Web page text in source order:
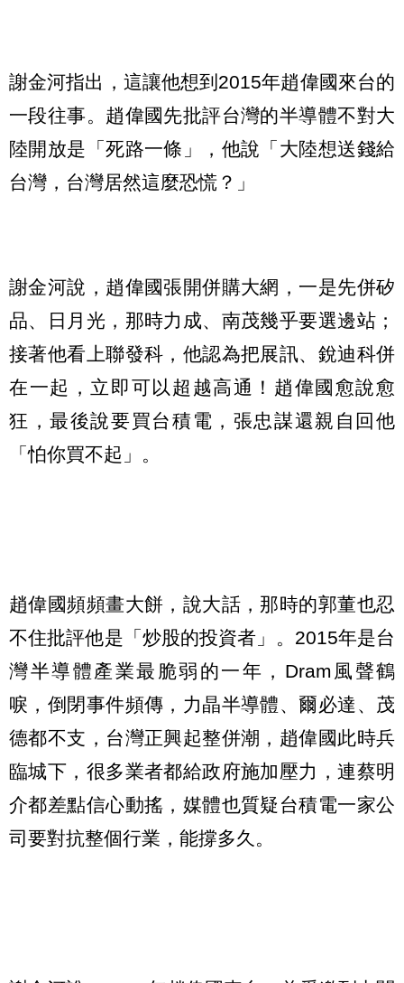
謝金河指出，這讓他想到2015年趙偉國來台的
一段往事。趙偉國先批評台灣的半導體不對大
陸開放是「死路一條」，他說「大陸想送錢給
台灣，台灣居然這麼恐慌？」
謝金河說，趙偉國張開併購大網，一是先併矽
品、日月光，那時力成、南茂幾乎要選邊站；
接著他看上聯發科，他認為把展訊、銳迪科併
在一起，立即可以超越高通！趙偉國愈說愈
狂，最後說要買台積電，張忠謀還親自回他
「怕你買不起」。
趙偉國頻頻畫大餅，說大話，那時的郭董也忍
不住批評他是「炒股的投資者」。2015年是台
灣半導體產業最脆弱的一年，Dram風聲鶴
唳，倒閉事件頻傳，力晶半導體、爾必達、茂
德都不支，台灣正興起整併潮，趙偉國此時兵
臨城下，很多業者都給政府施加壓力，連蔡明
介都差點信心動搖，媒體也質疑台積電一家公
司要對抗整個行業，能撐多久。